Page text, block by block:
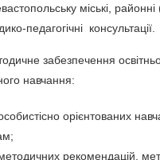
міські, районні
педагогічні консультації.
забезпечення
навчання:
орієнтованих
рекомендацій,